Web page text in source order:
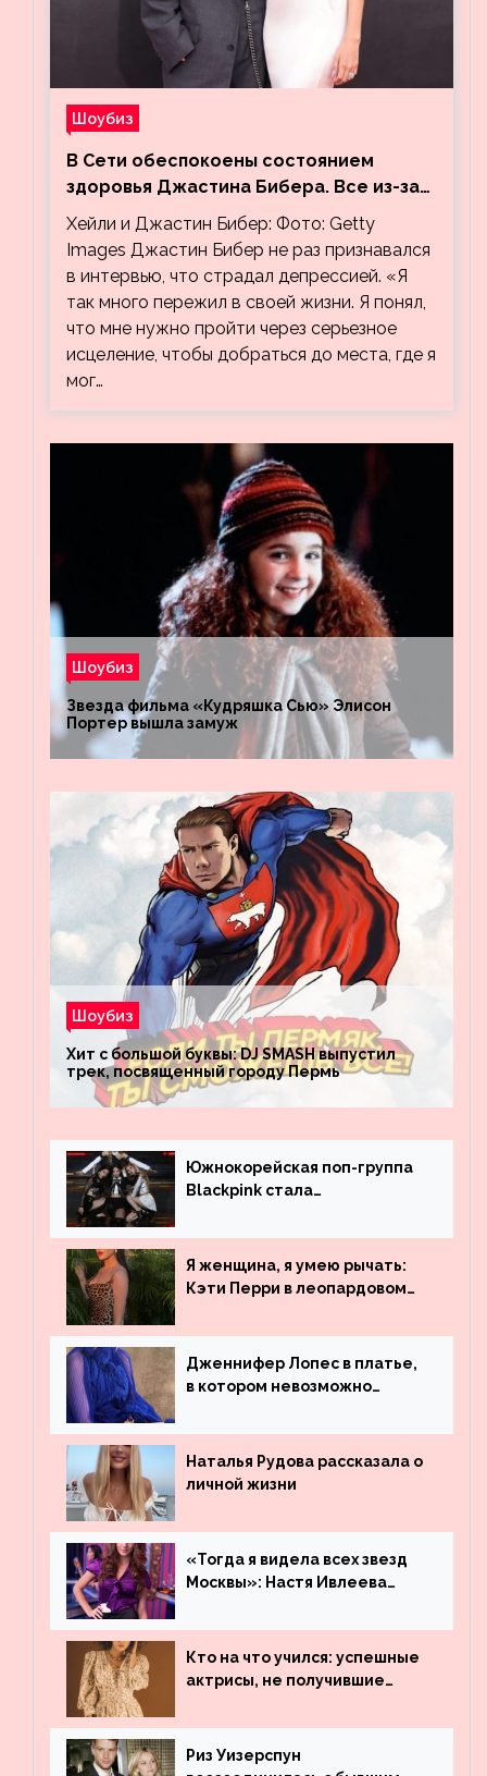
Шоубиз
В Сети обеспокоены состоянием
здоровья Джастина Бибера. Все из-за
видео, на котором его успокаивает
Хейли
Хейли и Джастин Бибер: Фото: Getty
Images Джастин Бибер не раз признавался
в интервью, что страдал депрессией. «Я
так много пережил в своей жизни. Я понял,
что мне нужно пройти через серьезное
исцеление, чтобы добраться до места, где я
мог…
Шоубиз
Звезда фильма «Кудряшка Сью» Элисон
Портер вышла замуж
Шоубиз
Хит с большой буквы: DJ SMASH выпустил
трек, посвященный городу Пермь
Южнокорейская поп-группа
Blackpink стала
просмотрам на YouTube. Они
обогнали даже Джастина
Бибера
Я женщина, я умею рычать:
Кэти Перри в леопардовом
Дженнифер Лопес в платье,
в котором невозможно
Наталья Рудова рассказала о
личной жизни
«Тогда я видела всех звезд
Москвы»: Настя Ивлеева
популярности и выложила
архивные фото
Кто на что учился: успешные
актрисы, не получившие
Риз Уизерспун